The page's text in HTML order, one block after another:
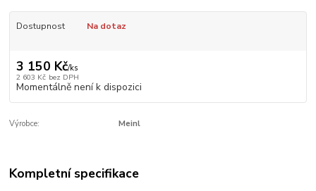
Dostupnost Na dotaz
3 150 Kč/ks
2 603 Kč bez DPH
Momentálně není k dispozici
Výrobce: Meinl
Kompletní specifikace